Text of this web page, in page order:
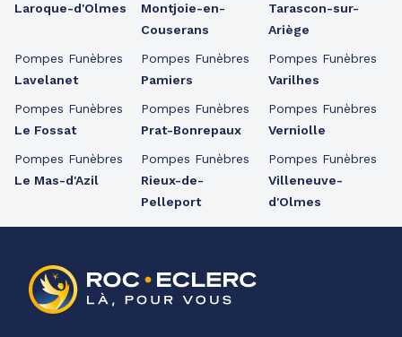
Laroque-d'Olmes
Pompes Funèbres
Lavelanet
Pompes Funèbres
Le Fossat
Pompes Funèbres
Le Mas-d'Azil
Montjoie-en-
Couserans
Pompes Funèbres
Pamiers
Pompes Funèbres
Prat-Bonrepaux
Pompes Funèbres
Rieux-de-
Pelleport
Tarascon-sur-
Ariège
Pompes Funèbres
Varilhes
Pompes Funèbres
Verniolle
Pompes Funèbres
Villeneuve-
d'Olmes